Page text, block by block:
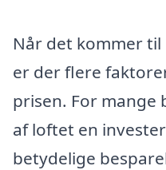
Når det kommer
er der flere
prisen. For mange
af loftet en
betydelige